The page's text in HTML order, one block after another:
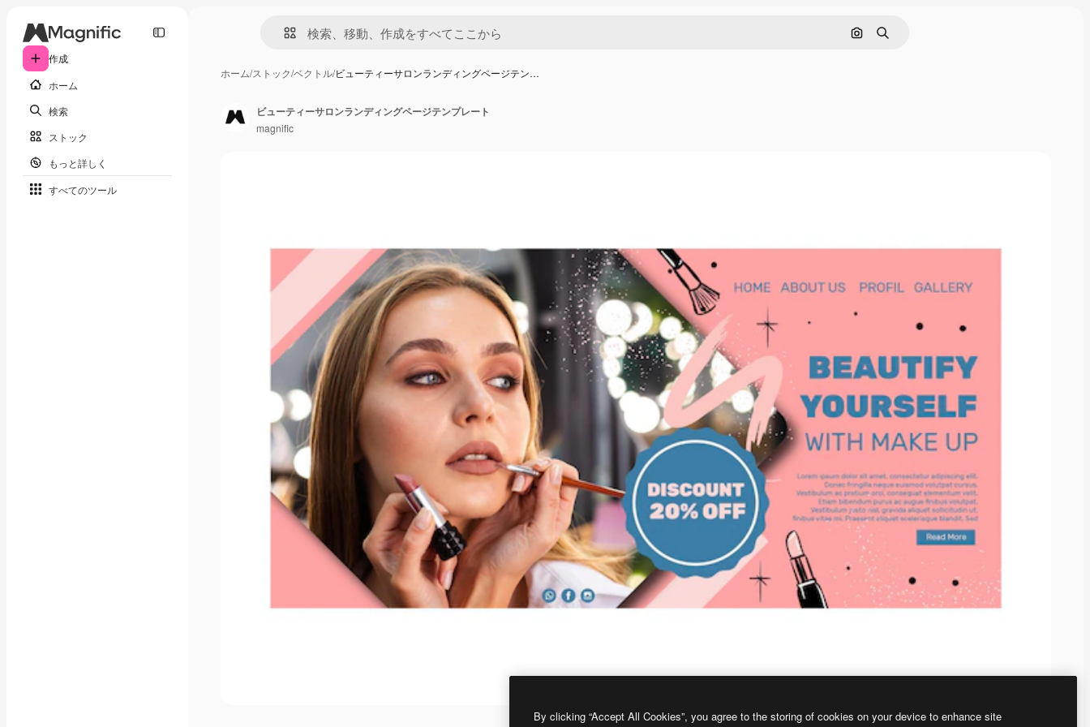
作成
ホーム
検索
ストック
もっと詳しく
すべてのツール
画像で検索
検索
ホーム/ストック/ベクトル/ビューティーサロンランディングページテン…
ビューティーサロンランディングページテンプレート
magnific
By clicking “Accept All Cookies”, you agree to the storing of cookies on your device to enhance site